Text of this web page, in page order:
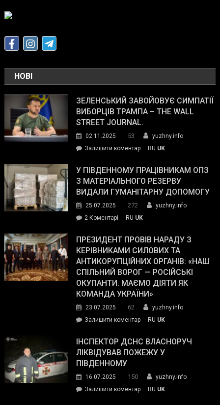
НОВІ
ЗЕЛЕНСЬКИЙ ЗАВОЙОВУЄ СИМПАТІЇ
ВИБОРЦІВ ТРАМПА – THE WALL
STREET JOURNAL.
02.11.2025 53
yuzhny.info
Залишити коментарon
завойовує
симпатії
виборців
The
Street
Journal.
RU UK
У ПІВДЕННОМУ ПРАЦІВНИКАМ ОПЗ
З МАТЕРІАЛЬНОГО РЕЗЕРВУ
ВИДАЛИ ГУМАНІТАРНУ ДОПОМОГУ
25.07.2025 272
yuzhny.info
2 Коментарі
Південному
працівникам
ОПЗ
з
матеріального
резерву
гуманітарну
допомогу
RU UK
ПРЕЗИДЕНТ ПРОВІВ НАРАДУ З
КЕРІВНИКАМИ СИЛОВИХ ТА
АНТИКОРУПЦІЙНИХ ОРГАНІВ: «НАШ
СПІЛЬНИЙ ВОРОГ — РОСІЙСЬКІ
ОКУПАНТИ. МАЄМО ДІЯТИ ЯК
КОМАНДА УКРАЇНИ»
23.07.2025 62
yuzhny.info
Залишити коментарon
провів
нараду
силових
та
RU UK
ІНСПЕКТОР ДСНС ВЛАСНОРУЧ
ЛІКВІДУВАВ ПОЖЕЖУ У
ПІВДЕННОМУ
16.07.2025 150
yuzhny.info
Залишити коментарon
RU UK